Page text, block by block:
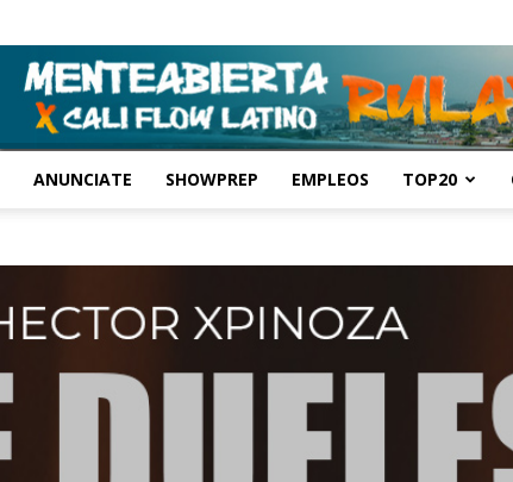
ANUNCIATE SHOWPREP EMPLEOS TOP20